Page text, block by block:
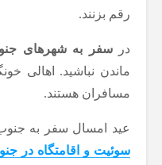
رقم بزنند.
درسفر به شهرهای
ماندن نباشید. اهالی
مسافران هستند.
عید امسال سفر به جنوب
سوئیت و اقامتگاه در